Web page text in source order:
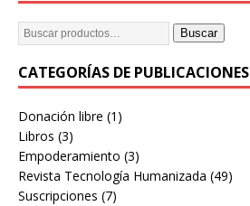
Buscar
CATEGORÍAS DE PUBLICACIONES
Donación libre (1)
Libros (3)
Empoderamiento (3)
Revista Tecnología Humanizada (49)
Suscripciones (7)